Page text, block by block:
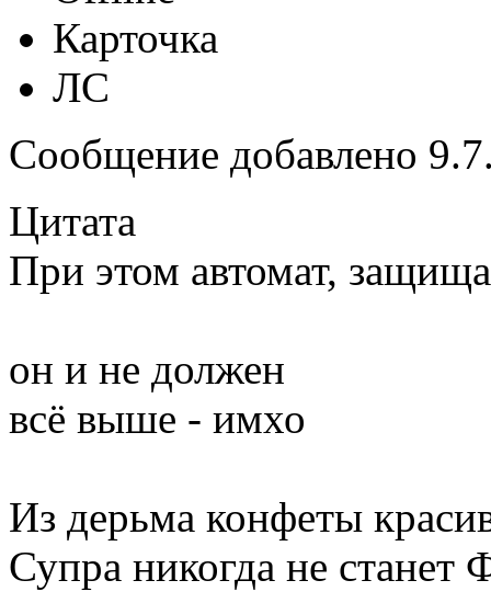
Карточка
ЛС
Сообщение добавлено
Цитата
При этом автомат,
он и не должен
всё выше - имхо
Из дерьма конфеты
Супра никогда не станет